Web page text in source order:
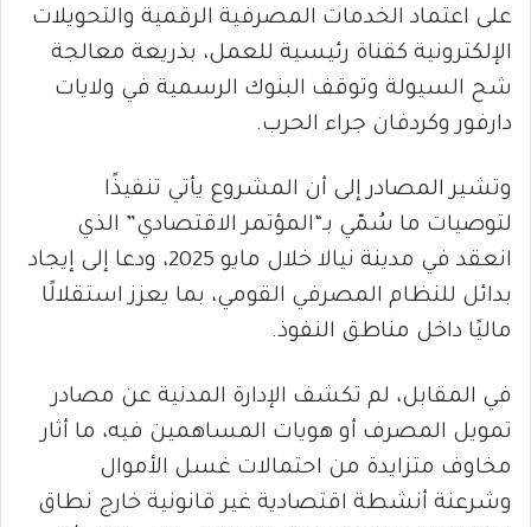
على اعتماد الخدمات المصرفية الرقمية والتحويلات
الإلكترونية كقناة رئيسية للعمل، بذريعة معالجة
شح السيولة وتوقف البنوك الرسمية في ولايات
دارفور وكردفان جراء الحرب.
وتشير المصادر إلى أن المشروع يأتي تنفيذًا
لتوصيات ما سُمّي بـ“المؤتمر الاقتصادي” الذي
انعقد في مدينة نيالا خلال مايو 2025، ودعا إلى إيجاد
بدائل للنظام المصرفي القومي، بما يعزز استقلالًا
ماليًا داخل مناطق النفوذ.
في المقابل، لم تكشف الإدارة المدنية عن مصادر
تمويل المصرف أو هويات المساهمين فيه، ما أثار
مخاوف متزايدة من احتمالات غسل الأموال
وشرعنة أنشطة اقتصادية غير قانونية خارج نطاق